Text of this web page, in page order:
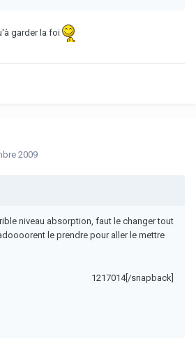
garder la foi
2009
niveau absorption, faut le changer tout
le prendre pour aller le mettre
1217014[/snapback]